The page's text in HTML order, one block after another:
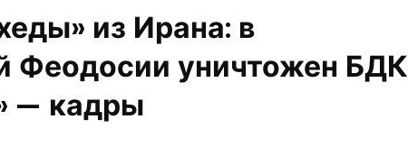
из Ирана: в
Феодосии уничтожен БДК
— кадры